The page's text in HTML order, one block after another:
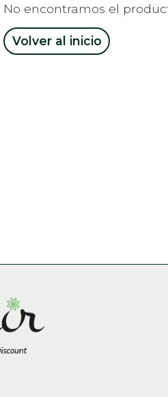
No encontramos el
Volver al inicio